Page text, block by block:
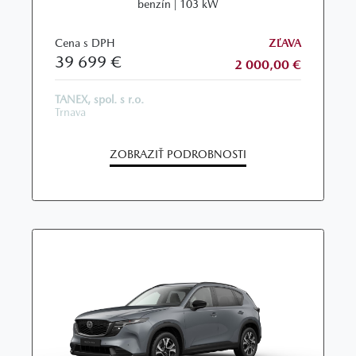
benzín | 103 kW
Cena s DPH
39 699 €
ZĽAVA
2 000,00 €
TANEX, spol. s r.o.
Trnava
ZOBRAZIŤ PODROBNOSTI